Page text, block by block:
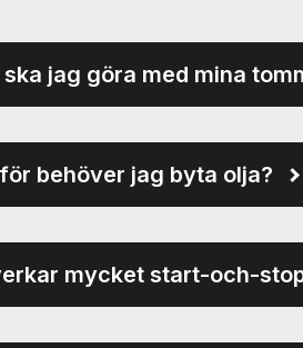
ska jag göra med mina
behöver jag byta olja?
mycket start-och-